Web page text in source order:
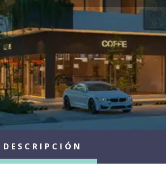
DESCRIPCIÓN